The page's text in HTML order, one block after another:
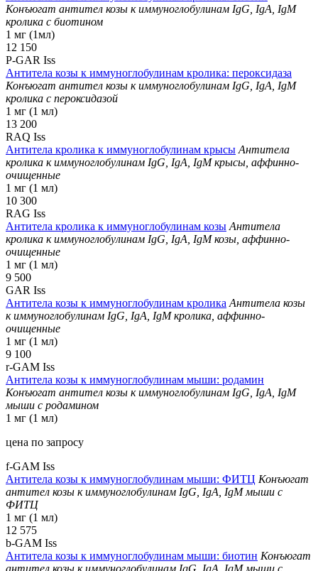
Конъюгат антител козы к иммуноглобулинам IgG, IgA, IgM
кролика с биотином
1 мг (1мл)
12 150
P-GAR Iss
Антитела козы к иммуноглобулинам кролика: пероксидаза
Конъюгат антител козы к иммуноглобулинам IgG, IgA, IgM
кролика с пероксидазой
1 мг (1 мл)
13 200
RAQ Iss
Антитела кролика к иммуноглобулинам крысы Антитела
кролика к иммуноглобулинам IgG, IgA, IgM крысы, аффинно-
очищенные
1 мг (1 мл)
10 300
RAG Iss
Антитела кролика к иммуноглобулинам козы Антитела
кролика к иммуноглобулинам IgG, IgA, IgM козы, аффинно-
очищенные
1 мг (1 мл)
9 500
GAR Iss
Антитела козы к иммуноглобулинам кролика Антитела козы
к иммуноглобулинам IgG, IgA, IgM кролика, аффинно-
очищенные
1 мг (1 мл)
9 100
r-GAM Iss
Антитела козы к иммуноглобулинам мыши: родамин
Конъюгат антител козы к иммуноглобулинам IgG, IgA, IgM
мыши с родамином
1 мг (1 мл)
цена по запросу
f-GAM Iss
Антитела козы к иммуноглобулинам мыши: ФИТЦ Конъюгат
антител козы к иммуноглобулинам IgG, IgA, IgM мыши с
ФИТЦ
1 мг (1 мл)
12 575
b-GAM Iss
Антитела козы к иммуноглобулинам мыши: биотин Конъюгат
антител козы к иммуноглобулинам IgG, IgA, IgM мыши с